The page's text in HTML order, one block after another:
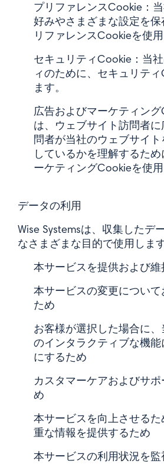
プリファレンスCookie：
好みやさまざまな設定を
リファレンスCookieを使用
セキュリティCookie：当
ィのために、セキュリテ
ます。
広告およびマーケティン
は、ウェブサイト訪問者
問者が当社のウェブサイ
しているかを理解するた
ーケティングCookieを使用
データの利用
Wise Systemsは、収集したデ
なさまざまな目的で使用します
本サービスを提供および維
本サービスの変更につい
ため
お客様が選択した場合に
のインタラクティブな機能
にするため
カスタマーケアおよびサ
め
本サービスを向上させる
重な情報を提供するため
本サービスの利用状況を監